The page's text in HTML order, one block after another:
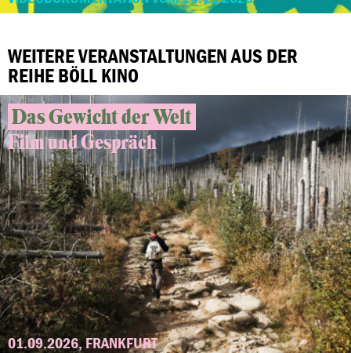
WEITERE VERANSTALTUNGEN AUS DER
REIHE BÖLL KINO
Das Gewicht der Welt
Film und Gespräch
01.09.2026, FRANKFURT